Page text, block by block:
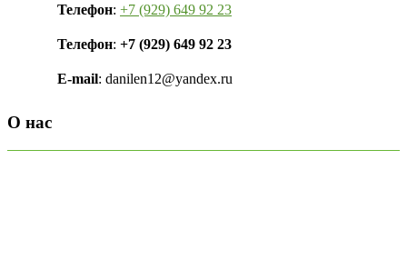
Телефон: +7 (929) 649 92 23
Телефон: +7 (929) 649 92 23
E-mail: danilen12@yandex.ru
О нас